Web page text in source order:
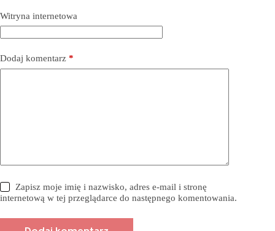
Witryna internetowa
Dodaj komentarz *
Zapisz moje imię i nazwisko, adres e-mail i stronę
internetową w tej przeglądarce do następnego komentowania.